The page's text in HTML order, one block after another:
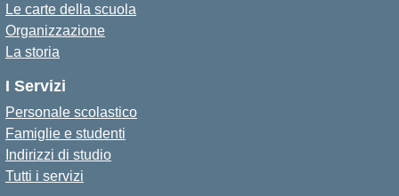
Le carte della scuola
Organizzazione
La storia
I Servizi
Personale scolastico
Famiglie e studenti
Indirizzi di studio
Tutti i servizi